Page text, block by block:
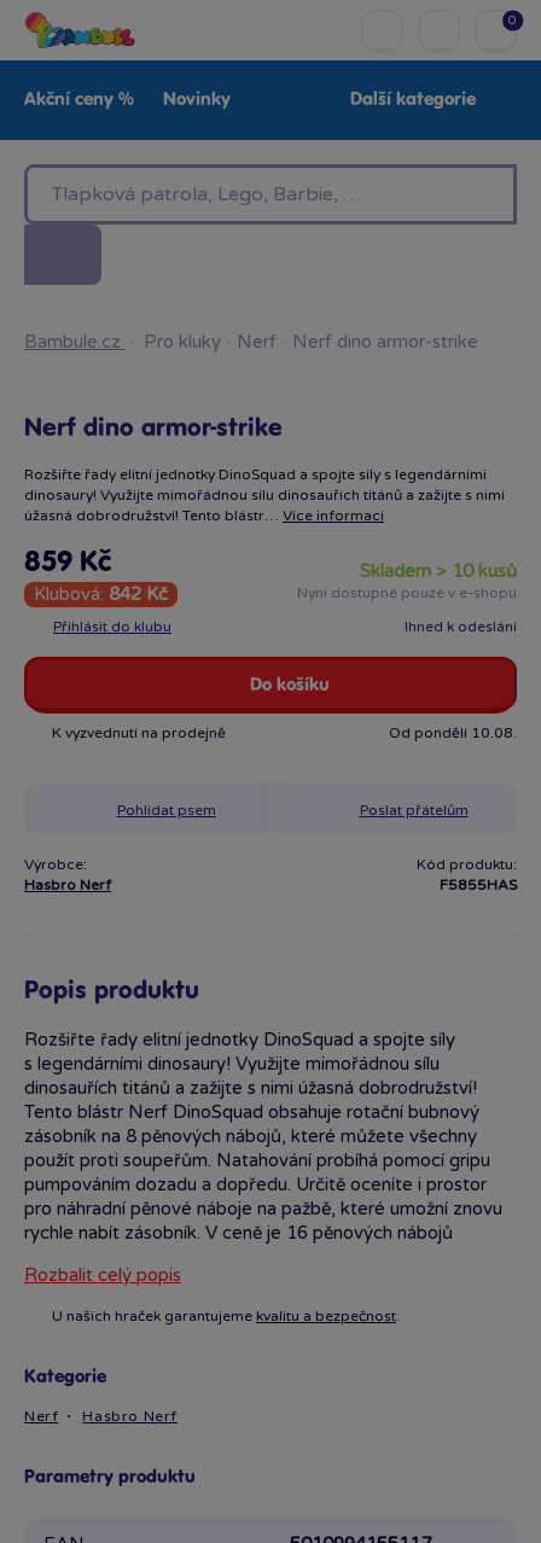
0
Akční ceny % Novinky
Baby Značky
Další kategorie
Bambule.cz · Pro kluky · Nerf · Nerf dino armor-strike
Nerf dino armor-strike
Rozšiřte řady elitní jednotky DinoSquad a spojte síly s legendárními
dinosaury! Využijte mimořádnou sílu dinosauřích titánů a zažijte s nimi
úžasná dobrodružství! Tento blástr… Více informací
859 Kč
Klubová: 842 Kč
Přihlásit do klubu
skladem > 10 kusů
Nyní dostupné pouze v e-shopu
Ihned k odeslání
Do košíku
K vyzvednutí na prodejně Od pondělí 10.08.
Pohlídat psem Poslat přátelům
Výrobce:
Hasbro Nerf
Kód produktu:
F5855HAS
Popis produktu
Rozšiřte řady elitní jednotky DinoSquad a spojte síly
s legendárními dinosaury! Využijte mimořádnou sílu
dinosauřích titánů a zažijte s nimi úžasná dobrodružství!
Tento blástr Nerf DinoSquad obsahuje rotační bubnový
zásobník na 8 pěnových nábojů, které můžete všechny
použít proti soupeřům. Natahování probíhá pomocí gripu
pumpováním dozadu a dopředu. Určitě oceníte i prostor
pro náhradní pěnové náboje na pažbě, které umožní znovu
rychle nabít zásobník. V ceně je 16 pěnových nábojů
Rozbalit celý popis
U našich hraček garantujeme kvalitu a bezpečnost.
Kategorie
Nerf Hasbro Nerf
Parametry produktu